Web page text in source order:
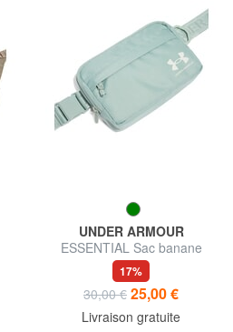
UNDER ARMOUR
ESSENTIAL Sac banane
étanche
17%
30,00 € 25,00 €
Livraison gratuite